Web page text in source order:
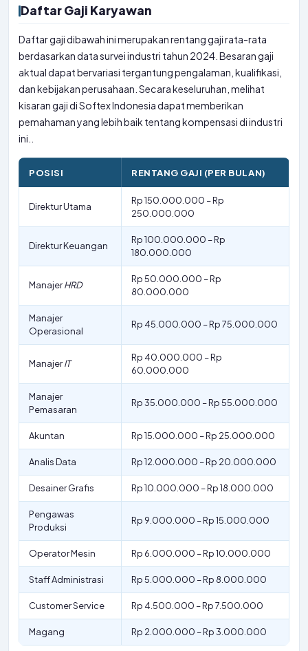
Daftar Gaji Karyawan
Daftar gaji dibawah ini merupakan rentang gaji rata-rata
berdasarkan data survei industri tahun 2024. Besaran gaji
aktual dapat bervariasi tergantung pengalaman, kualifikasi,
dan kebijakan perusahaan. Secara keseluruhan, melihat
kisaran gaji di Softex Indonesia dapat memberikan
pemahaman yang lebih baik tentang kompensasi di industri
ini..
POSISI RENTANG GAJI (PER BULAN)
Direktur Utama
Rp 150.000.000 – Rp
250.000.000
Direktur Keuangan
Rp 100.000.000 – Rp
180.000.000
ManajerHRD
Rp 50.000.000 – Rp
80.000.000
Manajer
Operasional
Rp 45.000.000 – Rp 75.000.000
ManajerIT
Rp 40.000.000 – Rp
60.000.000
Manajer
Pemasaran
Rp 35.000.000 – Rp 55.000.000
Akuntan Rp 15.000.000 – Rp 25.000.000
Analis Data Rp 12.000.000 – Rp 20.000.000
Desainer Grafis Rp 10.000.000 – Rp 18.000.000
Pengawas
Produksi
Rp 9.000.000 – Rp 15.000.000
Operator Mesin Rp 6.000.000 – Rp 10.000.000
Staff Administrasi Rp 5.000.000 – Rp 8.000.000
Customer Service Rp 4.500.000 – Rp 7.500.000
Magang Rp 2.000.000 – Rp 3.000.000